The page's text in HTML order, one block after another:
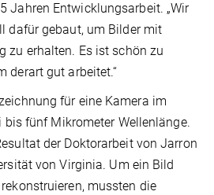
Jahren Entwicklungsarbeit. „Wir
dafür gebaut, um Bilder mit
zu erhalten. Es ist schön zu
derart gut arbeitet.“
für eine Kamera im
bis fünf Mikrometer Wellenlänge.
der Doktorarbeit von Jarron
von Virginia. Um ein Bild
mussten die